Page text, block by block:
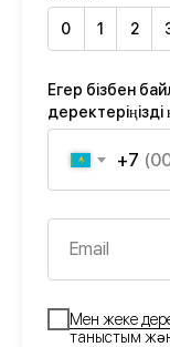
0 1 2
Егер бізбен
+7
Email
Мен жеке
таныстым